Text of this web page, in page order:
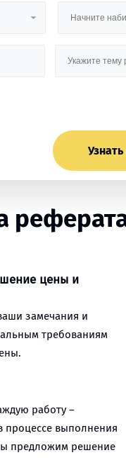
цены и
замечания и
требованиям
работу –
процессе выполнения
предложим решение